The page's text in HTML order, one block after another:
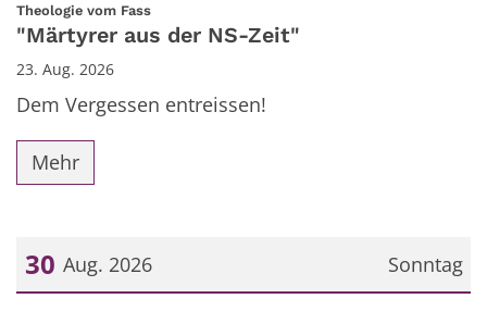
Theologie vom Fass:
"Märtyrer aus der NS-Zeit"
23. Aug. 2026
Dem Vergessen entreissen!
Mehr
Sonntag
30 Aug. 2026